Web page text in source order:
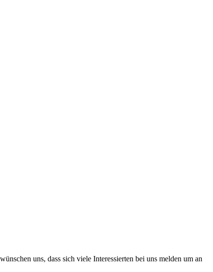
uns, dass sich viele Interessierten bei uns melden um an